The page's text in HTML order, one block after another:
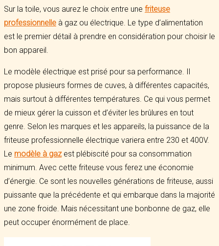
Sur la toile, vous aurez le choix entre une friteuse
professionnelle à gaz ou électrique. Le type d’alimentation
est le premier détail à prendre en considération pour choisir le
bon appareil.
Le modèle électrique est prisé pour sa performance. Il
propose plusieurs formes de cuves, à différentes capacités,
mais surtout à différentes températures. Ce qui vous permet
de mieux gérer la cuisson et d’éviter les brûlures en tout
genre. Selon les marques et les appareils, la puissance de la
friteuse professionnelle électrique variera entre 230 et 400V.
Le modèle à gazest plébiscité pour sa consommation
minimum. Avec cette friteuse vous ferez une économie
d’énergie. Ce sont les nouvelles générations de friteuse, aussi
puissante que la précédente et qui embarque dans la majorité
une zone froide. Mais nécessitant une bonbonne de gaz, elle
peut occuper énormément de place.